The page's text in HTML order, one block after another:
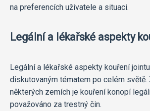
na preferencích uživatele a situaci.
Legální a lékařské aspekty
Legální a lékařské aspekty kouření
diskutovaným tématem po celém světě.
některých zemích je kouření konopí
považováno za trestný čin.